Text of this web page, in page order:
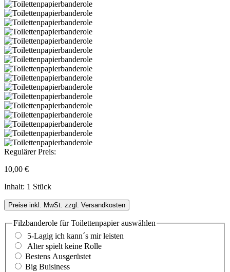
Regulärer Preis:
10,00 €
Inhalt: 1 Stück
Preise inkl. MwSt. zzgl. Versandkosten
Filzbanderole für Toilettenpapierauswählen
5-Lagig ich kann´s mir leisten
Alter spielt keine Rolle
Bestens Ausgerüstet
Big Buisiness